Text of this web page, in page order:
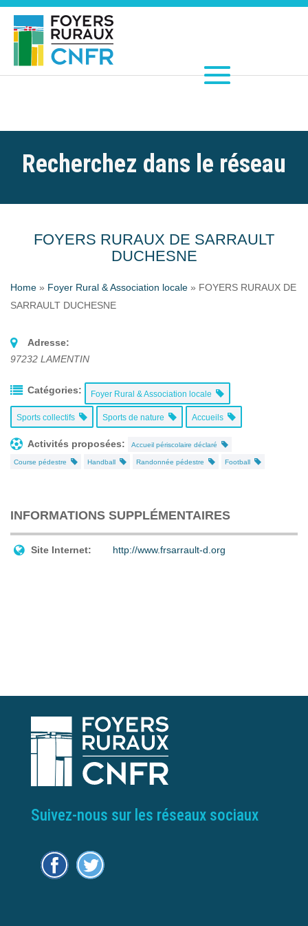
Recherchez dans le réseau
FOYERS RURAUX DE SARRAULT
DUCHESNE
Home » Foyer Rural & Association locale » FOYERS RURAUX DE
SARRAULT DUCHESNE
Adresse:
97232 LAMENTIN
Catégories: Foyer Rural & Association locale
Sports collectifs Sports de nature Accueils
Activités proposées: Accueil périscolaire déclaré
Course pédestre Handball Randonnée pédestre Football
INFORMATIONS SUPPLÉMENTAIRES
Site Internet: http://www.frsarrault-d.org
Suivez-nous sur les réseaux sociaux